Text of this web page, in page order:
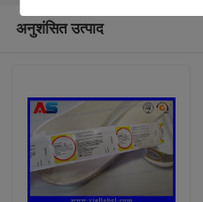
अनुशंसित उत्पाद